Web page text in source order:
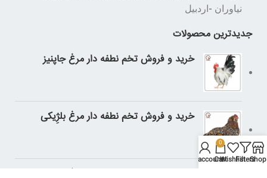
نیاوران -اردبیل
جدیدترین محصولات
خرید و فروش تخم نطفه دار مرغ جاپنیز
خرید و فروش تخم نطفه دار مرغ بلژِیکی
Shop
Filters
Wishlist
0
Cart
My account